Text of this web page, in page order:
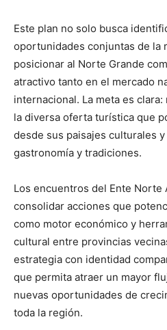
Este plan no solo busca
oportunidades conjuntas de la
posicionar al Norte Grande
atractivo tanto en el mercado
internacional. La meta es
la diversa oferta turística que
desde sus paisajes culturales
gastronomía y tradiciones.
Los encuentros del Ente
consolidar acciones que
como motor económico y
cultural entre provincias
estrategia con identidad
que permita atraer un mayor
nuevas oportunidades de
toda la región.